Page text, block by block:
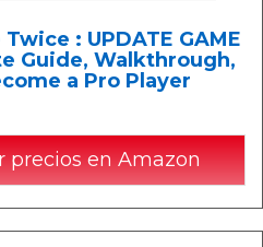
: UPDATE GAME
Guide, Walkthrough,
a Pro Player
precios en Amazon